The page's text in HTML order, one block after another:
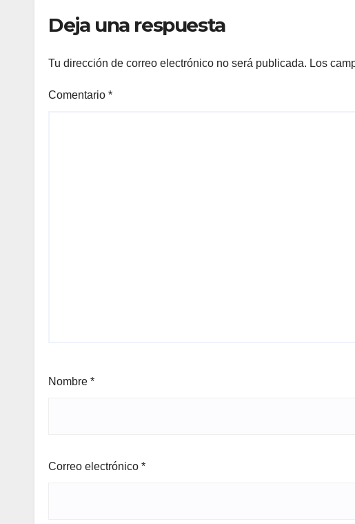
Deja una respuesta
Tu dirección de correo electrónico no será publicada. Los
Comentario *
Nombre *
Correo electrónico *